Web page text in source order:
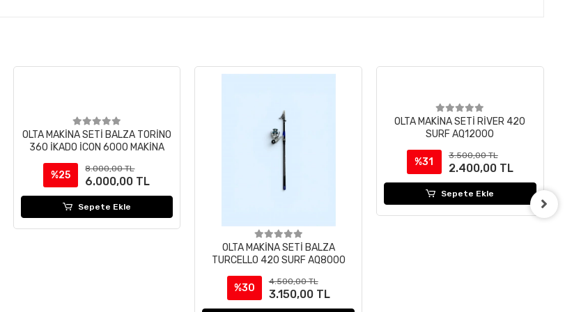
OLTA MAKİNA SETİ BALZA TORİNO
360 İKADO İCON 6000 MAKİNA
%25
8.000,00 TL
6.000,00 TL
Sepete Ekle
OLTA MAKİNA SETİ BALZA
TURCELLO 420 SURF AQ8000
%30
4.500,00 TL
3.150,00 TL
OLTA MAKİNA SETİ RİVER 420
SURF AQ12000
%31
3.500,00 TL
2.400,00 TL
Sepete Ekle